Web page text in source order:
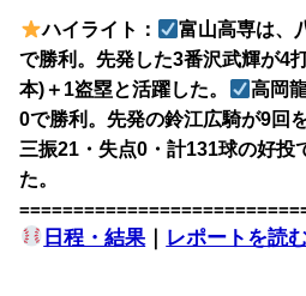
ハイライト：
富山高専は、
で勝利。先発した3番沢武輝が4
本)＋1盗塁と活躍した。
高岡
0で勝利。先発の鈴江広騎が9回
三振21・失点0・計131球の好投
た。
日程・結果 ｜ レポートを読